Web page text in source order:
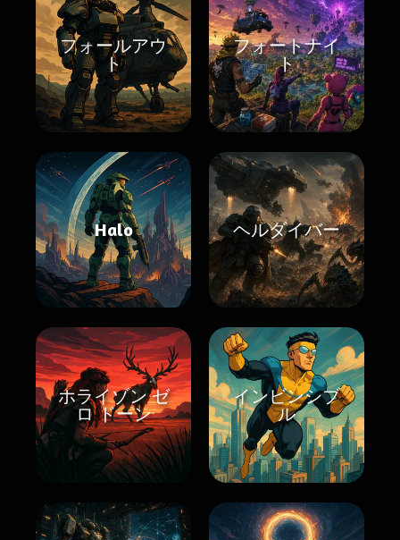
フォールアウ
ト
フォートナイ
ト
Halo ヘルダイバー
ホライゾン ゼ
ロ ドーン
インビンシブ
ル